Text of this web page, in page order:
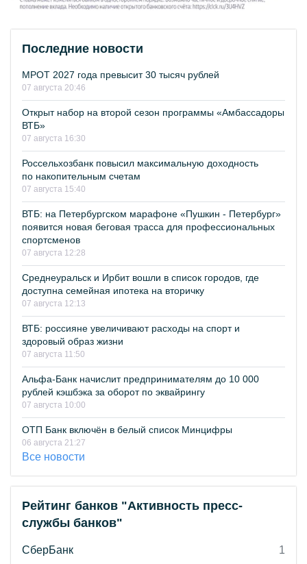
Последние новости
МРОТ 2027 года превысит 30 тысяч рублей
07 августа 20:46
Открыт набор на второй сезон программы «Амбассадоры
ВТБ»
07 августа 16:30
Россельхозбанк повысил максимальную доходность
по накопительным счетам
07 августа 15:40
ВТБ: на Петербургском марафоне «Пушкин - Петербург»
появится новая беговая трасса для профессиональных
спортсменов
07 августа 12:28
Среднеуральск и Ирбит вошли в список городов, где
доступна семейная ипотека на вторичку
07 августа 12:13
ВТБ: россияне увеличивают расходы на спорт и
здоровый образ жизни
07 августа 11:50
Альфа-Банк начислит предпринимателям до 10 000
рублей кэшбэка за оборот по эквайрингу
07 августа 10:00
ОТП Банк включён в белый список Минцифры
06 августа 21:27
Все новости
Рейтинг банков "Активность пресс-
службы банков"
СберБанк
1